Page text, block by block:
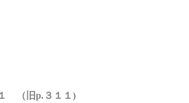
（旧p.３１１)